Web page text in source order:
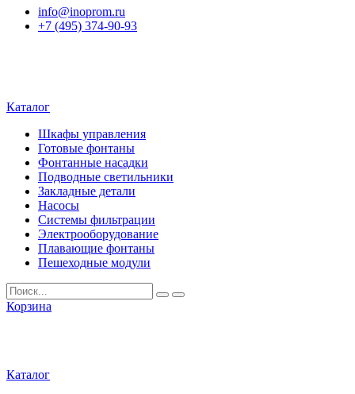
info@inoprom.ru
+7 (495) 374-90-93
Каталог
Шкафы управления
Готовые фонтаны
Фонтанные насадки
Подводные светильники
Закладные детали
Насосы
Системы фильтрации
Электрооборудование
Плавающие фонтаны
Пешеходные модули
Корзина
Каталог